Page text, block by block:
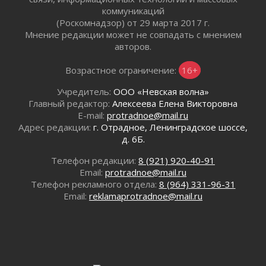
02 августа 2026
Километровые столбы «Дороги жизни»
отправили на реставрацию
Ленобласть внедрила передовую подготовку
операторов БПЛА
02 августа 2026
В Ивангороде появилась «Избушка-
воробушка»
Юхла, мука, кантеле и Водяной
Лето катится с горки
01 августа 2026
коммуникаций
(Роскомнадзор) от 29 марта 2017 г.
Мнение редакции может не совпадать с мнением
авторов.
Возрастное ограничение: 16+
Учредитель: ООО «Невская волна»
Главный редактор: Алексеева Елена Викторовна
E-mail: protradnoe@mail.ru
Адрес редакции: г. Отрадное, Ленинградское шоссе,
д. 6Б.
Телефон редакции: 8 (921) 920-40-91
Email: protradnoe@mail.ru
Телефон рекламного отдела: 8 (964) 331-96-31
Email: reklamaprotradnoe@mail.ru